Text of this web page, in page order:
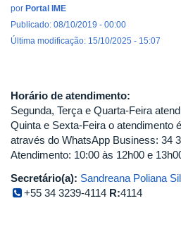
por Portal IME
Publicado: 08/10/2019 - 00:00
Última modificação: 15/10/2025 - 15:07
Horário de atendimento:
Segunda, Terça e Quarta-Feira
Quinta e Sexta-Feira o atendimento
através do WhatsApp Business: 34
Atendimento: 10:00 às 12h00 e
Secretário(a): Sandreana Poliana
+55 34 3239-4114 R:4114